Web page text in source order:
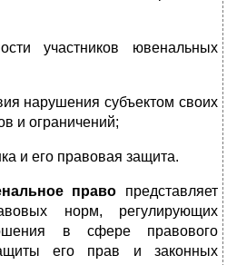
участников ювенальных
нарушения субъектом своих
и ограничений;
и его правовая защита.
право представляет
норм, регулирующих
в сфере правового
его прав и законных